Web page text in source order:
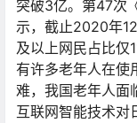
突破3亿。第47次
示，截止2020年
及以上网民占比仅
有许多老年人在使
难，我国老年人面
互联网智能技术对